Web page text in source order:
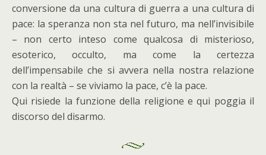
conversione da una cultura di guerra a una cultura di
pace: la speranza non sta nel futuro, ma nell’invisibile
– non certo inteso come qualcosa di misterioso,
esoterico, occulto, ma come la certezza
dell’impensabile che si avvera nella nostra relazione
con la realtà – se viviamo la pace, c’è la pace.
Qui risiede la funzione della religione e qui poggia il
discorso del disarmo.